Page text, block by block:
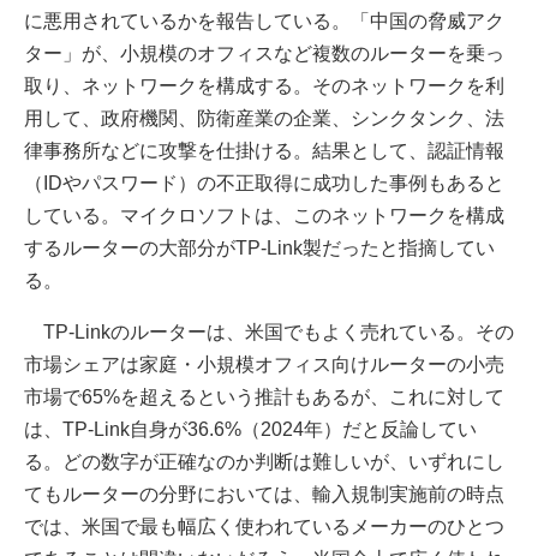
に悪用されているかを報告している。「中国の脅威アク
ター」が、小規模のオフィスなど複数のルーターを乗っ
取り、ネットワークを構成する。そのネットワークを利
用して、政府機関、防衛産業の企業、シンクタンク、法
律事務所などに攻撃を仕掛ける。結果として、認証情報
（IDやパスワード）の不正取得に成功した事例もあると
している。マイクロソフトは、このネットワークを構成
するルーターの大部分がTP-Link製だったと指摘してい
る。
TP-Linkのルーターは、米国でもよく売れている。その
市場シェアは家庭・小規模オフィス向けルーターの小売
市場で65%を超えるという推計もあるが、これに対して
は、TP-Link自身が36.6%（2024年）だと反論してい
る。どの数字が正確なのか判断は難しいが、いずれにし
てもルーターの分野においては、輸入規制実施前の時点
では、米国で最も幅広く使われているメーカーのひとつ